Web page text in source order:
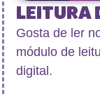
LEITURA
Gosta de ler
módulo de
digital.